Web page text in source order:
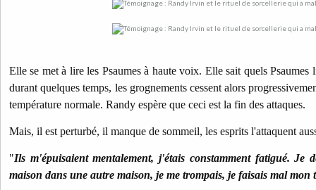
Elle se met à lire les Psaumes à haute voix. Elle sait quels Psaumes
durant quelques temps, les grognements cessent alors
température normale. Randy espère que ceci est la fin des attaques.
Mais, il est perturbé, il manque de sommeil, les esprits l'attaquent
"Ils m'épuisaient mentalement, j'étais constamment fatigué. Je
maison dans une autre maison, je me trompais, je faisais mal mon